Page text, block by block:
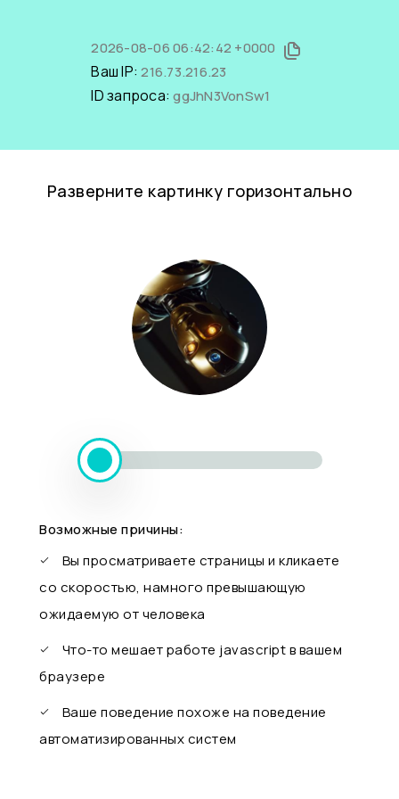
2026-08-06 06:42:42 +0000
Ваш IP:216.73.216.23
ID запроса:ggJhN3VonSw1
Разверните картинку горизонтально
Возможные причины:
Вы просматриваете страницы и кликаете
со скоростью, намного превышающую
ожидаемую от человека
Что-то мешает работе javascript в вашем
браузере
Ваше поведение похоже на поведение
автоматизированных систем